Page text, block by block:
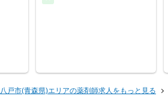
八戸市(青森県)エリアの薬剤師求人をもっと見る